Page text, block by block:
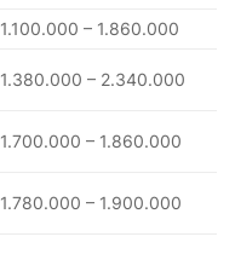
1.100.000 – 1.860.000
1.380.000 – 2.340.000
1.700.000 – 1.860.000
1.780.000 – 1.900.000